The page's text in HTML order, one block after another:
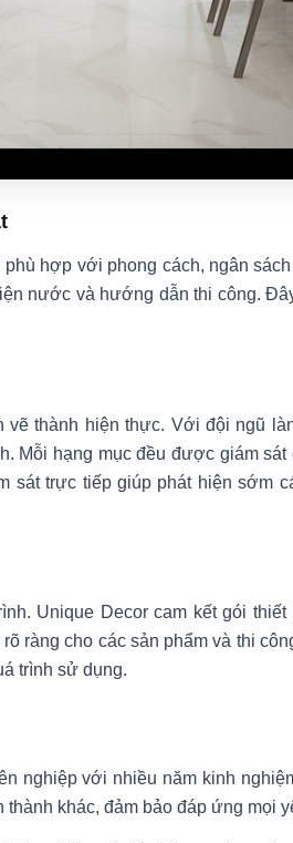
hợp với phong cách, ngân
nước và hướng dẫn thi công.
thành hiện thực. Với đội ngũ
Mỗi hạng mục đều được giám
sát trực tiếp giúp phát hiện sớm
Unique Decor cam kết gói
ràng cho các sản phẩm và thi
trình sử dụng.
nghiệp với nhiều năm kinh
thành khác, đảm bảo đáp ứng mọi